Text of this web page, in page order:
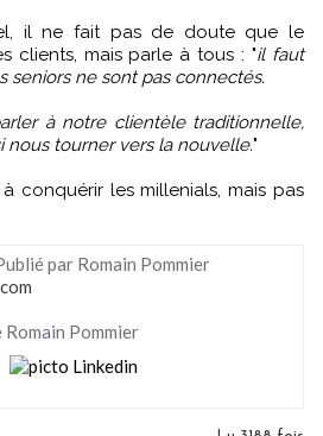
il ne fait pas de doute que le
clients, mais parle à tous : "il faut
seniors ne sont pas connectés.
à notre clientèle traditionnelle,
nous tourner vers la nouvelle."
conquérir les millenials, mais pas
Publié par Romain Pommier
Pommier